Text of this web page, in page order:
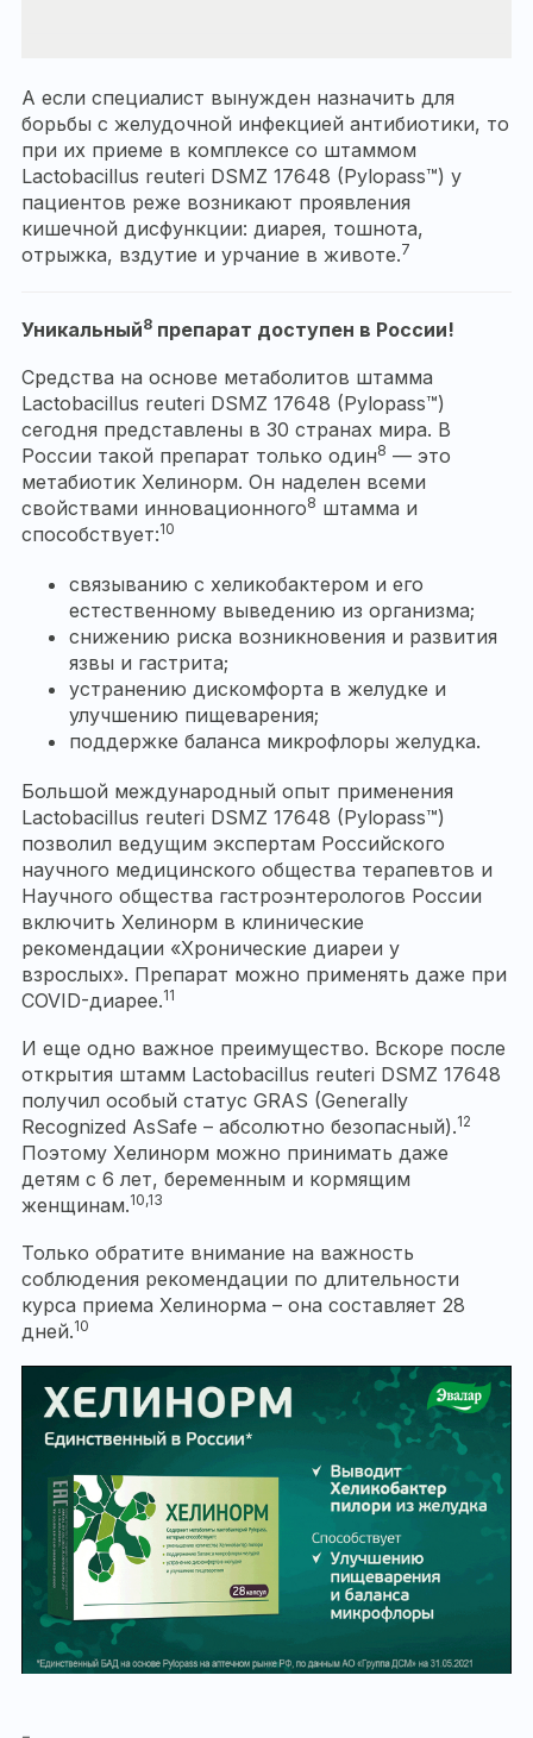
А если специалист вынужден назначить для
борьбы с желудочной инфекцией антибиотики, то
при их приеме в комплексе со штаммом
Lactobacillus reuteri DSMZ 17648 (Pylopass™) у
пациентов реже возникают проявления
кишечной дисфункции: диарея, тошнота,
отрыжка, вздутие и урчание в животе.7
Уникальный8 препарат доступен в России!
Средства на основе метаболитов штамма
Lactobacillus reuteri DSMZ 17648 (Pylopass™)
сегодня представлены в 30 странах мира. В
России такой препарат только один8 — это
метабиотик Хелинорм. Он наделен всеми
свойствами инновационного8 штамма и
способствует:10
связыванию с хеликобактером и его
естественному выведению из организма;
снижению риска возникновения и развития
язвы и гастрита;
устранению дискомфорта в желудке и
улучшению пищеварения;
поддержке баланса микрофлоры желудка.
Большой международный опыт применения
Lactobacillus reuteri DSMZ 17648 (Pylopass™)
позволил ведущим экспертам Российского
научного медицинского общества терапевтов и
Научного общества гастроэнтерологов России
включить Хелинорм в клинические
рекомендации «Хронические диареи у
взрослых». Препарат можно применять даже при
COVID-диарее.11
И еще одно важное преимущество. Вскоре после
открытия штамм Lactobacillus reuteri DSMZ 17648
получил особый статус GRAS (Generally
Recognized AsSafe – абсолютно безопасный).12
Поэтому Хелинорм можно принимать даже
детям с 6 лет, беременным и кормящим
женщинам.10,13
Только обратите внимание на важность
соблюдения рекомендации по длительности
курса приема Хелинорма – она составляет 28
дней.10